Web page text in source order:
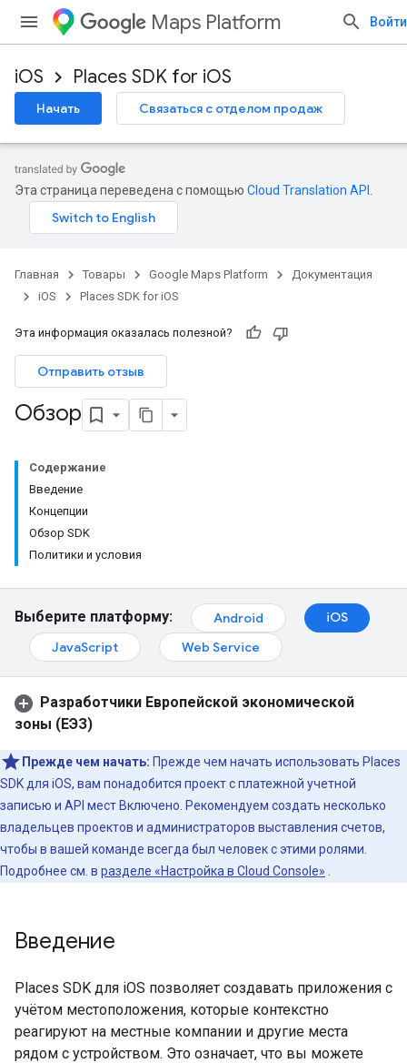
Maps Platform Войти
iOS Places SDK for iOS
Начать Связаться с отделом продаж
Эта страница переведена с помощью Cloud Translation API
Главная Товары Google Maps Platform
Документация
iOS
Places SDK for iOS
Эта информация оказалась полезной?
Отправить отзыв
Обзор
Содержание
Введение
Концепции
Обзор SDK
Политики и условия
Выберите платформу: Android
iOS
JavaScript
Web Service
Разработчики Европейской экономической
зоны (ЕЭЗ)
Прежде чем начать: Прежде чем начать использовать Places
SDK для iOS, вам понадобится проект с платежной учетной
записью и API мест Включено. Рекомендуем создать несколько
владельцев проектов и администраторов выставления счетов,
чтобы в вашей команде всегда был человек с этими ролями.
Подробнее см. в разделе «Настройка в Cloud Console»
Введение
Places SDK для iOS позволяет создавать приложения с
учётом местоположения, которые контекстно
реагируют на местные компании и другие места
рядом с устройством. Это означает, что вы можете